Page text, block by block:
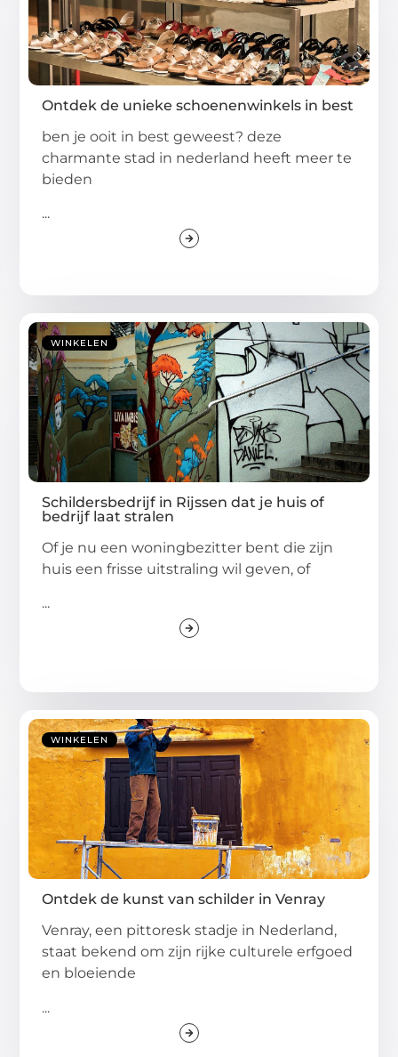
Ontdek de unieke schoenenwinkels in best
ben je ooit in best geweest? deze
charmante stad in nederland heeft meer te
bieden
...
WINKELEN
Schildersbedrijf in Rijssen dat je huis of
bedrijf laat stralen
Of je nu een woningbezitter bent die zijn
huis een frisse uitstraling wil geven, of
...
WINKELEN
Ontdek de kunst van schilder in Venray
Venray, een pittoresk stadje in Nederland,
staat bekend om zijn rijke culturele erfgoed
en bloeiende
...